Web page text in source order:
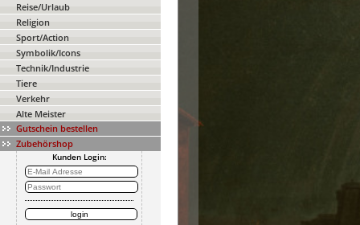
Reise/Urlaub
Religion
Sport/Action
Symbolik/Icons
Technik/Industrie
Tiere
Verkehr
Alte Meister
Gutschein bestellen
Zubehörshop
Kunden Login: